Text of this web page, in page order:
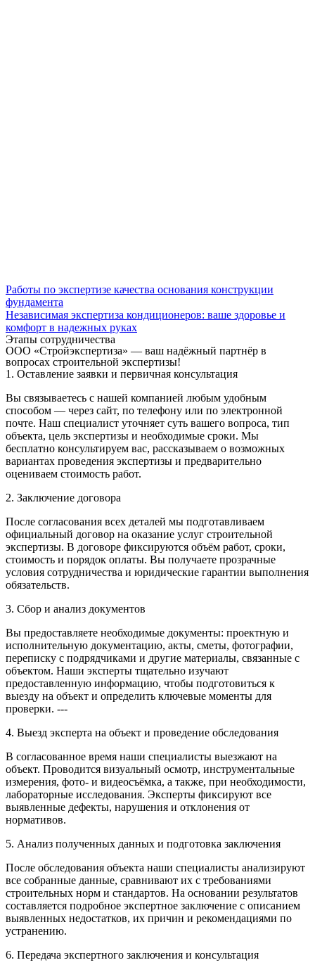
Работы по экспертизе качества основания конструкции
фундамента
Независимая экспертиза кондиционеров: ваше здоровье и
комфорт в надежных руках
Этапы сотрудничества
ООО «Стройэкспертиза» — ваш надёжный партнёр в
вопросах строительной экспертизы!
1. Оставление заявки и первичная консультация
Вы связываетесь с нашей компанией любым удобным
способом — через сайт, по телефону или по электронной
почте. Наш специалист уточняет суть вашего вопроса, тип
объекта, цель экспертизы и необходимые сроки. Мы
бесплатно консультируем вас, рассказываем о возможных
вариантах проведения экспертизы и предварительно
оцениваем стоимость работ.
2. Заключение договора
После согласования всех деталей мы подготавливаем
официальный договор на оказание услуг строительной
экспертизы. В договоре фиксируются объём работ, сроки,
стоимость и порядок оплаты. Вы получаете прозрачные
условия сотрудничества и юридические гарантии выполнения
обязательств.
3. Сбор и анализ документов
Вы предоставляете необходимые документы: проектную и
исполнительную документацию, акты, сметы, фотографии,
переписку с подрядчиками и другие материалы, связанные с
объектом. Наши эксперты тщательно изучают
предоставленную информацию, чтобы подготовиться к
выезду на объект и определить ключевые моменты для
проверки. ---
4. Выезд эксперта на объект и проведение обследования
В согласованное время наши специалисты выезжают на
объект. Проводится визуальный осмотр, инструментальные
измерения, фото- и видеосъёмка, а также, при необходимости,
лабораторные исследования. Эксперты фиксируют все
выявленные дефекты, нарушения и отклонения от
нормативов.
5. Анализ полученных данных и подготовка заключения
После обследования объекта наши специалисты анализируют
все собранные данные, сравнивают их с требованиями
строительных норм и стандартов. На основании результатов
составляется подробное экспертное заключение с описанием
выявленных недостатков, их причин и рекомендациями по
устранению.
6. Передача экспертного заключения и консультация